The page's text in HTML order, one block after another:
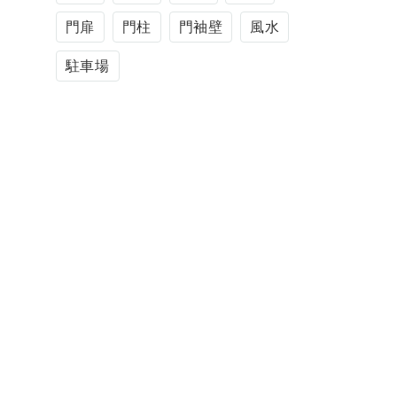
門扉 門柱 門袖壁 風水
駐車場